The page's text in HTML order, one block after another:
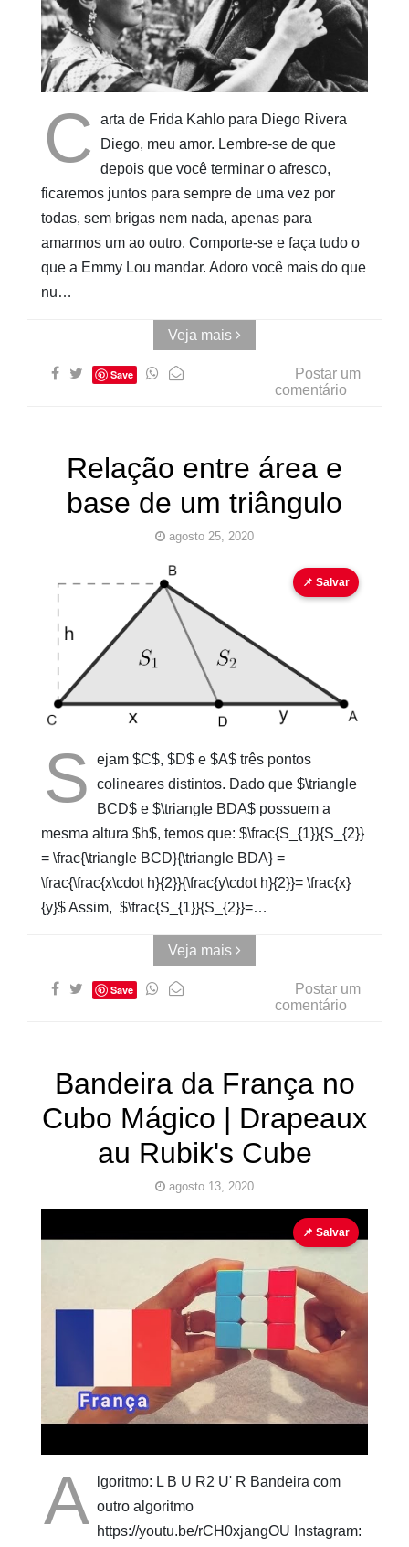
Pinturas
do
AUwe
C
arta de Frida Kahlo para Diego Rivera
Diego, meu amor. Lembre-se de que
depois que você terminar o afresco,
ficaremos juntos para sempre de uma vez por
todas, sem brigas nem nada, apenas para
amarmos um ao outro. Comporte-se e faça tudo o
que a Emmy Lou mandar. Adoro você mais do que
nu…
Veja mais
Save
Postar um
comentário
Relação entre área e
base de um triângulo
agosto 25, 2020
fórmula geometria plana
do
AUwe
📌 Salvar
S
ejam $C$, $D$ e $A$ três pontos
colineares distintos. Dado que $\triangle
BCD$ e $\triangle BDA$ possuem a
mesma altura $h$, temos que: $\frac{S_{1}}{S_{2}}
= \frac{\triangle BCD}{\triangle BDA} =
\frac{\frac{x\cdot h}{2}}{\frac{y\cdot h}{2}}= \frac{x}
{y}$ Assim, $\frac{S_{1}}{S_{2}}=…
Veja mais
Save
Postar um
comentário
Bandeira da França no
Cubo Mágico | Drapeaux
au Rubik's Cube
agosto 13, 2020
Pinturas
do
📌 Salvar
A
lgoritmo: L B U R2 U' R Bandeira com
outro algoritmo
https://youtu.be/rCH0xjangOU Instagram: